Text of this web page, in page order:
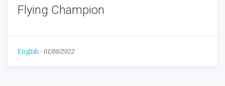
Flying Champion
English - 01/08/2022